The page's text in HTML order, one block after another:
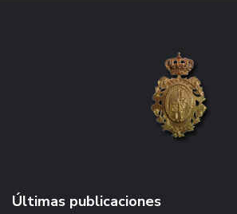
Últimas publicaciones